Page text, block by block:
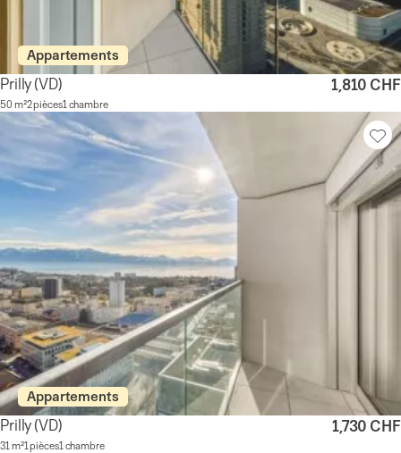
Appartements
Prilly(VD)
50 m²2 pièces1 chambre
1,810 CHF
Appartements
Prilly(VD)
31 m²1 pièces1 chambre
1,730 CHF